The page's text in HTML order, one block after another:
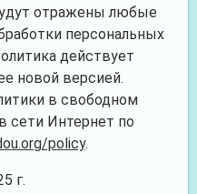
отражены любые
персональных
действует
новой версией.
в свободном
сети Интернет по
policy.
г.